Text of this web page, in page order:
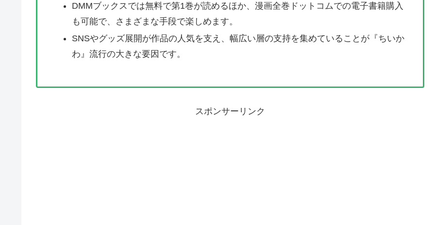
DMMブックスでは無料で第1巻が読めるほか、漫画全巻ドットコムでの電子書籍購入
も可能で、さまざまな手段で楽しめます。
SNSやグッズ展開が作品の人気を支え、幅広い層の支持を集めていることが『ちいか
わ』流行の大きな要因です。
スポンサーリンク